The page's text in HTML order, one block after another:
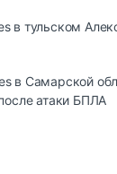
в тульском
в Самарской
атаки БПЛА